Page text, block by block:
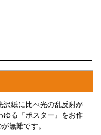
沢紙に比べ光の乱反射が
ゆる『ポスター』をお作
無難です。